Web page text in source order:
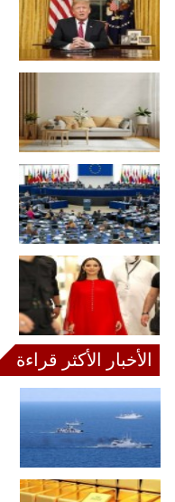
الأخبار الأكثر قراءة